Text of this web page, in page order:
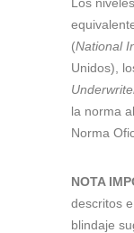
(National
Unidos),
la norma
Norma
NOTA
descritos
blindaje